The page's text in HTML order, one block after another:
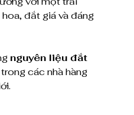
đắt giá và đáng
nguyên liệu đắt
các nhà hàng